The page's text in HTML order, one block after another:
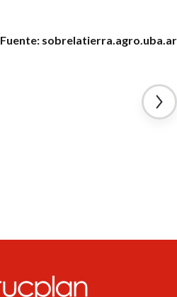
Fuente: sobrelatierra.agro.uba.ar